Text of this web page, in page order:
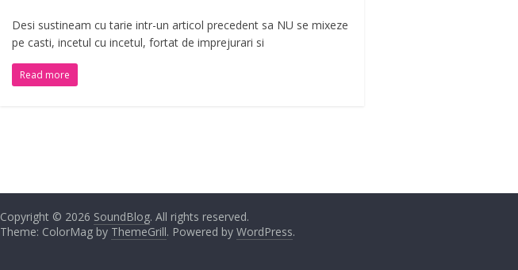
Desi sustineam cu tarie intr-un articol precedent sa NU se mixeze
pe casti, incetul cu incetul, fortat de imprejurari si
Read more
Copyright © 2026 SoundBlog. All rights reserved.
Theme: ColorMag by ThemeGrill. Powered by WordPress.